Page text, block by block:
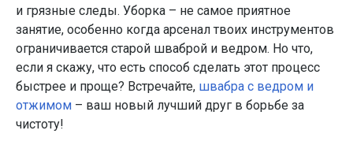
и грязные следы. Уборка – не самое приятное
занятие, особенно когда арсенал твоих инструментов
ограничивается старой шваброй и ведром. Но что,
если я скажу, что есть способ сделать этот процесс
быстрее и проще? Встречайте, швабра с ведром и
отжимом – ваш новый лучший друг в борьбе за
чистоту!